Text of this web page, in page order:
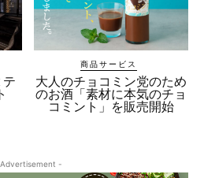
テ
商品サービス
大人のチョコミン党のため
のお酒「素材に本気のチョ
コミント」を販売開始
-